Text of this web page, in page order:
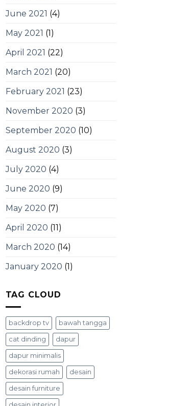
June 2021 (4)
May 2021 (1)
April 2021 (22)
March 2021 (20)
February 2021 (23)
November 2020 (3)
September 2020 (10)
August 2020 (3)
July 2020 (4)
June 2020 (9)
May 2020 (7)
April 2020 (11)
March 2020 (14)
January 2020 (1)
TAG CLOUD
backdrop tv bawah tangga
cat dinding dapur
dapur minimalis
dekorasi rumah desain
desain furniture